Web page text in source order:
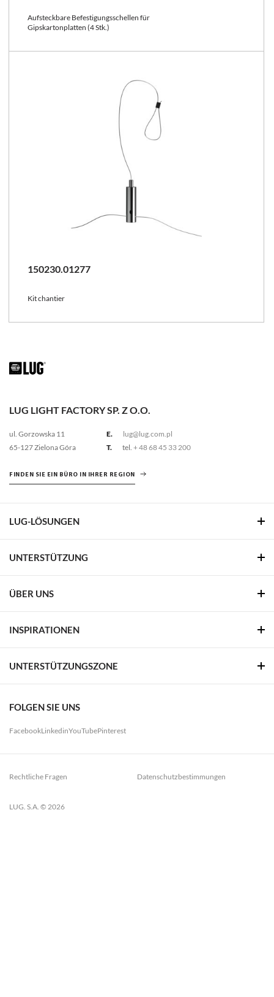
Aufsteckbare Befestigungsschellen für
Gipskartonplatten (4 Stk.)
150230.01277
Kit chantier
LUG LIGHT FACTORY SP. Z O.O.
ul. Gorzowska 11
65-127 Zielona Góra
E.
lug@lug.com.pl
T.
tel. + 48 68 45 33 200
FINDEN SIE EIN BÜRO IN IHRER REGION
LUG-LÖSUNGEN
UNTERSTÜTZUNG
ÜBER UNS
INSPIRATIONEN
UNTERSTÜTZUNGSZONE
FOLGEN SIE UNS
FacebookLinkedinYouTubePinterest
LUG. S.A. © 2026
Rechtliche Fragen Datenschutzbestimmungen